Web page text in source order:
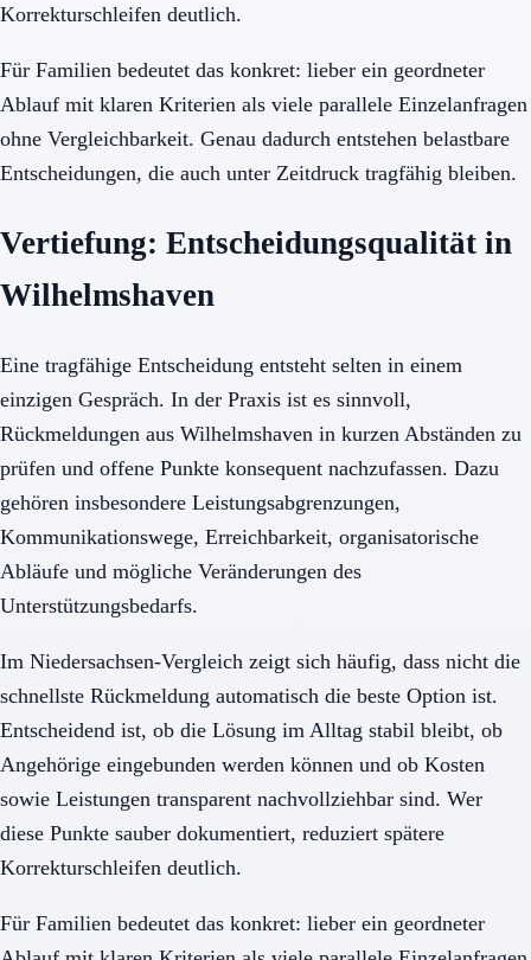
Korrekturschleifen deutlich.
Für Familien bedeutet das konkret: lieber ein geordneter
Ablauf mit klaren Kriterien als viele parallele Einzelanfragen
ohne Vergleichbarkeit. Genau dadurch entstehen belastbare
Entscheidungen, die auch unter Zeitdruck tragfähig bleiben.
Vertiefung: Entscheidungsqualität in
Wilhelmshaven
Eine tragfähige Entscheidung entsteht selten in einem
einzigen Gespräch. In der Praxis ist es sinnvoll,
Rückmeldungen aus Wilhelmshaven in kurzen Abständen zu
prüfen und offene Punkte konsequent nachzufassen. Dazu
gehören insbesondere Leistungsabgrenzungen,
Kommunikationswege, Erreichbarkeit, organisatorische
Abläufe und mögliche Veränderungen des
Unterstützungsbedarfs.
Im Niedersachsen-Vergleich zeigt sich häufig, dass nicht die
schnellste Rückmeldung automatisch die beste Option ist.
Entscheidend ist, ob die Lösung im Alltag stabil bleibt, ob
Angehörige eingebunden werden können und ob Kosten
sowie Leistungen transparent nachvollziehbar sind. Wer
diese Punkte sauber dokumentiert, reduziert spätere
Korrekturschleifen deutlich.
Für Familien bedeutet das konkret: lieber ein geordneter